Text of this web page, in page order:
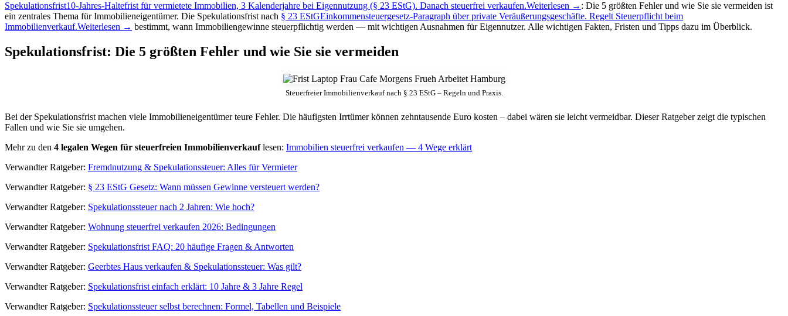
Spekulationsfrist10-Jahres-Haltefrist für vermietete Immobilien, 3 Kalenderjahre bei Eigennutzung (§ 23 EStG). Danach steuerfrei verkaufen.Weiterlesen → : Die 5 größten Fehler und wie Sie sie vermeiden ist
ein zentrales Thema für Immobilieneigentümer. Die Spekulationsfrist nach § 23 EStGEinkommensteuergesetz-Paragraph über private Veräußerungsgeschäfte. Regelt Steuerpflicht beim
Immobilienverkauf.Weiterlesen → bestimmt, wann Immobiliengewinne steuerpflichtig werden — mit wichtigen Ausnahmen für Eigennutzer. Alle wichtigen Fakten, Fristen und Tipps dazu im Überblick.
Spekulationsfrist: Die 5 größten Fehler und wie Sie sie vermeiden
Steuerfreier Immobilienverkauf nach § 23 EStG – Regeln und Praxis.
Bei der Spekulationsfrist machen viele Immobilieneigentümer teure Fehler. Die häufigsten Irrtümer können zehntausende Euro kosten – dabei wären sie leicht vermeidbar. Dieser Ratgeber zeigt die typischen
Fallen und wie Sie sie umgehen.
Mehr zu den 4 legalen Wegen für steuerfreien Immobilienverkauflesen: Immobilien steuerfrei verkaufen — 4 Wege erklärt
Verwandter Ratgeber: Fremdnutzung & Spekulationssteuer: Alles für Vermieter
Verwandter Ratgeber: § 23 EStG Gesetz: Wann müssen Gewinne versteuert werden?
Verwandter Ratgeber: Spekulationssteuer nach 2 Jahren: Wie hoch?
Verwandter Ratgeber: Wohnung steuerfrei verkaufen 2026: Bedingungen
Verwandter Ratgeber: Spekulationsfrist FAQ: 20 häufige Fragen & Antworten
Verwandter Ratgeber: Geerbtes Haus verkaufen & Spekulationssteuer: Was gilt?
Verwandter Ratgeber: Spekulationsfrist einfach erklärt: 10 Jahre & 3 Jahre Regel
Verwandter Ratgeber: Spekulationssteuer selbst berechnen: Formel, Tabellen und Beispiele